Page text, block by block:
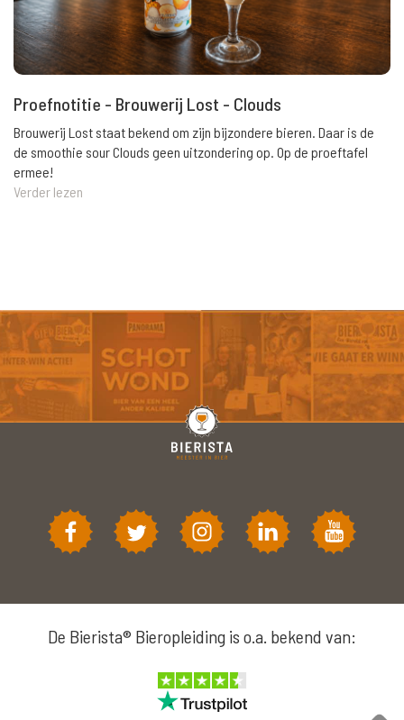
Proefnotitie - Brouwerij Lost - Clouds
Brouwerij Lost staat bekend om zijn bijzondere bieren. Daar is de
de smoothie sour Clouds geen uitzondering op. Op de proeftafel
ermee!
Verder lezen
De Bierista® Bieropleiding is o.a. bekend van: